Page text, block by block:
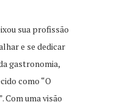
sua profissão
e se dedicar
gastronomia,
como “O
Com uma visão